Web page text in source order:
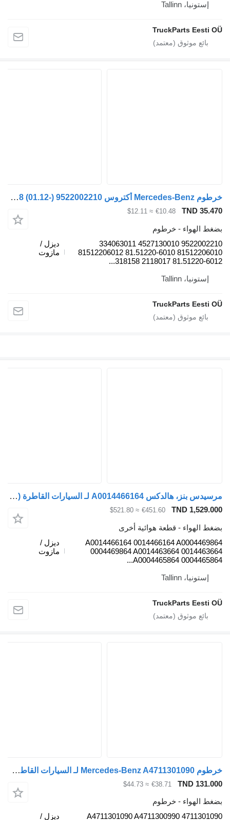
TruckParts
خرطوم Mercedes-Benz أكتروس mp4 1848 (01.12-) 9522002210 لـ السيارات القاطرة Mercedes-Benz Actros MP4 Antos Arocs (2012-)
TND
€10.48
≈ $12.11
- خرطوم
9522002210 4527130010 334063011
81512206010 81.51220-6010 81512206012
81.51220-6012
مازوت
TruckParts
مرسيدس بنز، هالدكس A0014466164 لـ السيارات القاطرة Mercedes-Benz Antos, Arocs, Actros MP4 (2012-)
TND
€451.60
≈ $521.80
- قطعة هوائية أخرى
A0014466164 0014466164
0004469864 A0014463664
A0004465864
ديزل /
TruckParts
خرطوم Mercedes-Benz A4711301090 لـ السيارات القاطرة Mercedes-Benz Antos, Arocs, Actros MP4 (2012-)
TND
€38.71
≈ $44.73
- خرطوم
A4711301090 A4711300990
ديزل /